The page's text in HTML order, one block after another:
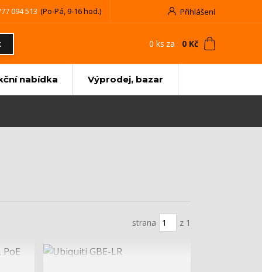
Přihlášení
094 513 (Po-Pá, 9-16 hod.)
0 ks za 0 Kč
nabídka Výprodej, bazar
strana z 1